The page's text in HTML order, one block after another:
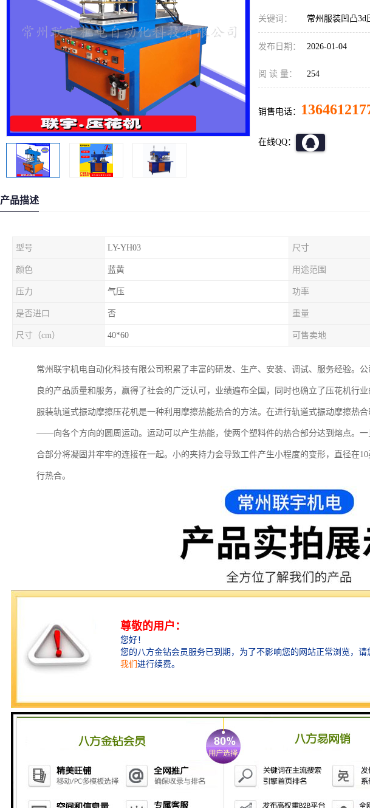
关键词： 常州服装凹凸3d
发布日期： 2026-01-04
阅 读 量： 254
销售电话：
在线QQ：
产品描述
型号 LY-YH03 尺寸
颜色 蓝黄 用途范围
压力 气压 功率
是否进口 否 重量
尺寸（cm） 40*60 可售卖地
常州联宇机电自动化科技有限公司积累了丰富的研发、生产、安装、调试、服务经验。
良的产品质量和服务，赢得了社会的广泛认可，业绩遍布全国，同时也确立了压花机行业
服装轨道式振动摩擦压花机是一种利用摩擦热能热合的方法。在进行轨道式振动摩擦热
——向各个方向的圆周运动。运动可以产生热能，使两个塑料件的热合部分达到熔点。
合部分将凝固并牢牢的连接在一起。小的夹持力会导致工件产生小程度的变形，直径在
行热合。